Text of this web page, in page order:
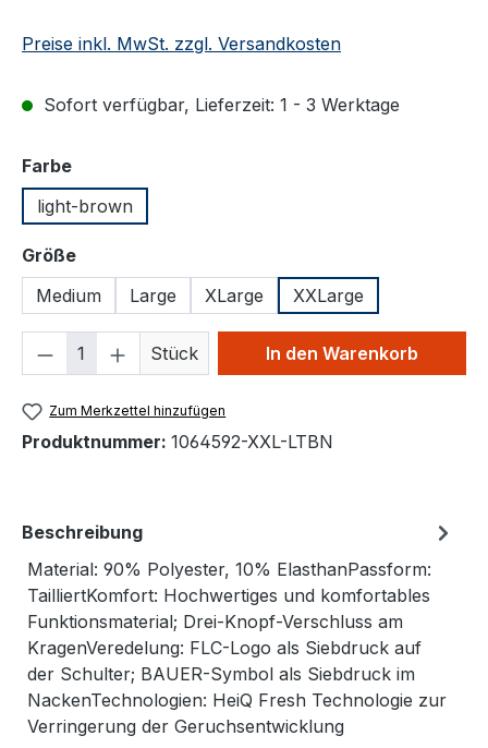
Preise inkl. MwSt. zzgl. Versandkosten
Sofort verfügbar, Lieferzeit: 1 - 3 Werktage
Farbeauswählen
light-brown
Größeauswählen
Medium
Large XLarge XXLarge
Produkt Anzahl: Gib den
Stück In den Warenkorb
Zum Merkzettel hinzufügen
Produktnummer: 1064592-XXL-LTBN
Beschreibung
Material: 90% Polyester, 10% ElasthanPassform:
TailliertKomfort: Hochwertiges und komfortables
Funktionsmaterial; Drei-Knopf-Verschluss am
KragenVeredelung: FLC-Logo als Siebdruck auf
der Schulter; BAUER-Symbol als Siebdruck im
NackenTechnologien: HeiQ Fresh Technologie zur
Verringerung der Geruchsentwicklung